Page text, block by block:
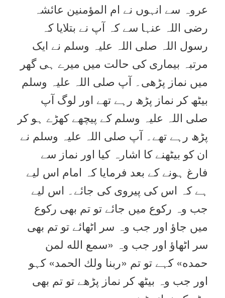
عروہ سے انہوں نے ام المؤمنین عائشہ
رضی اللہ عنہا سے کہ آپ نے بتلایا کہ
رسول اللہ صلی اللہ علیہ وسلم نے ایک
مرتبہ بیماری کی حالت میں میرے ہی گھر
میں نماز پڑھی۔ آپ صلی اللہ علیہ وسلم
بیٹھ کر نماز پڑھ رہے تھے اور لوگ آپ
صلی اللہ علیہ وسلم کے پیچھے کھڑے ہو کر
پڑھ رہے تھے۔ آپ صلی اللہ علیہ وسلم نے
ان کو بیٹھنے کا اشارہ کیا اور نماز سے
فارغ ہونے کے بعد فرمایا کہ امام اس لیے
ہے کہ اس کی پیروی کی جائے۔ اس لیے
جب وہ رکوع میں جائے تو تم بھی رکوع
میں جاؤ اور جب وہ سر اٹھائے تو تم بھی
سر اٹھاؤ اور جب وہ «سمع الله لمن
حمده‏» کہے تو تم «ربنا ولك الحمد‏» کہو
اور جب وہ بیٹھ کر نماز پڑھے تو تم بھی